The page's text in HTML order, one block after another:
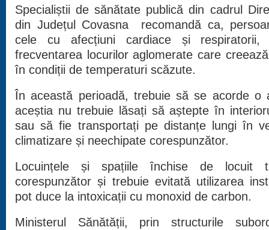
Specialiștii de sănătate publică din cadrul
din Județul Covasna recomandă ca,
cele cu afecțiuni cardiace și
frecventarea locurilor aglomerate care
în condiții de temperaturi scăzute.
În această perioadă, trebuie să se acorde o
aceștia nu trebuie lăsați să aștepte în
sau să fie transportați pe distanțe lungi în
climatizare și neechipate corespunzător.
Locuințele și spațiile închise de locuit
corespunzător și trebuie evitată utilizarea
pot duce la intoxicații cu monoxid de carbon.
Ministerul Sănătății, prin structurile